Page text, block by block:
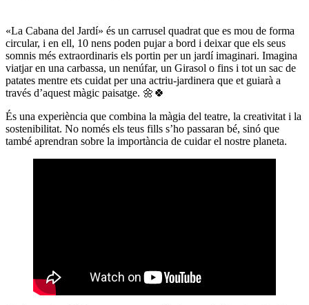
«La Cabana del Jardí» és un carrusel quadrat que es mou de forma
circular, i en ell, 10 nens poden pujar a bord i deixar que els seus
somnis més extraordinaris els portin per un jardí imaginari. Imagina
viatjar en una carbassa, un nenúfar, un Girasol o fins i tot un sac de
patates mentre ets cuidat per una actriu-jardinera que et guiarà a
través d’aquest màgic paisatge. 🌼🍀
És una experiència que combina la màgia del teatre, la creativitat i la
sostenibilitat. No només els teus fills s’ho passaran bé, sinó que
també aprendran sobre la importància de cuidar el nostre planeta.